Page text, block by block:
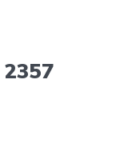
2357